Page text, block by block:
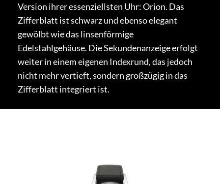
Version ihrer essenziellsten Uhr: Orion. Das
Zifferblatt ist schwarz und ebenso elegant
gewölbt wie das linsenförmige
Edelstahlgehäuse. Die Sekundenanzeige erfolgt
weiter in einem eigenen Indexrund, das jedoch
nicht mehr vertieft, sondern großzügig in das
Zifferblatt integriert ist.